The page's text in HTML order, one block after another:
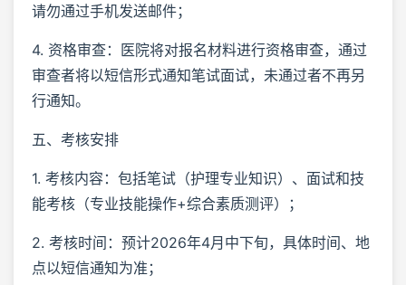
请勿通过手机发送邮件；
4. 资格审查：医院将对报名材料进行资格审查，通过
审查者将以短信形式通知笔试面试，未通过者不再另
行通知。
五、考核安排
1. 考核内容：包括笔试（护理专业知识）、面试和技
能考核（专业技能操作+综合素质测评）；
2. 考核时间：预计2026年4月中下旬，具体时间、地
点以短信通知为准；